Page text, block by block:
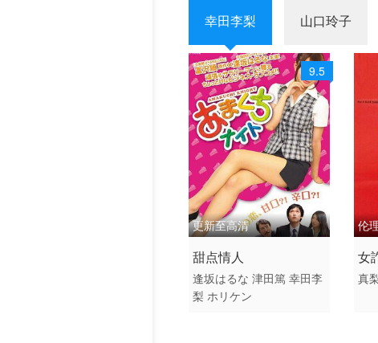
幸田李梨 山口玲子
9.5
更新至高清
2015 / 日本 / 日语
日本伦理
甜点情人
逢坂はるな 津田篤 幸田李
梨 ホリケン
伦
伦
女
真